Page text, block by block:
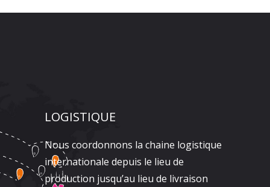
LOGISTIQUE
Nous coordonnons la chaine logistique
internationale depuis le lieu de
production jusqu’au lieu de livraison